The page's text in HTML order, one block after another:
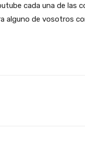
cada una de las
alguno de vosotros